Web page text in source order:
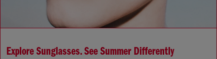
Explore Sunglasses. See Summer Differently